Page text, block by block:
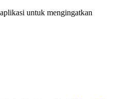
untuk mengingatkan